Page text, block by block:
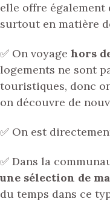
elle offre également
surtout en matière
✅ On voyage hors
logements ne sont
touristiques, donc
on découvre de
✅ On est
✅ Dans la
une sélection de
du temps dans ce